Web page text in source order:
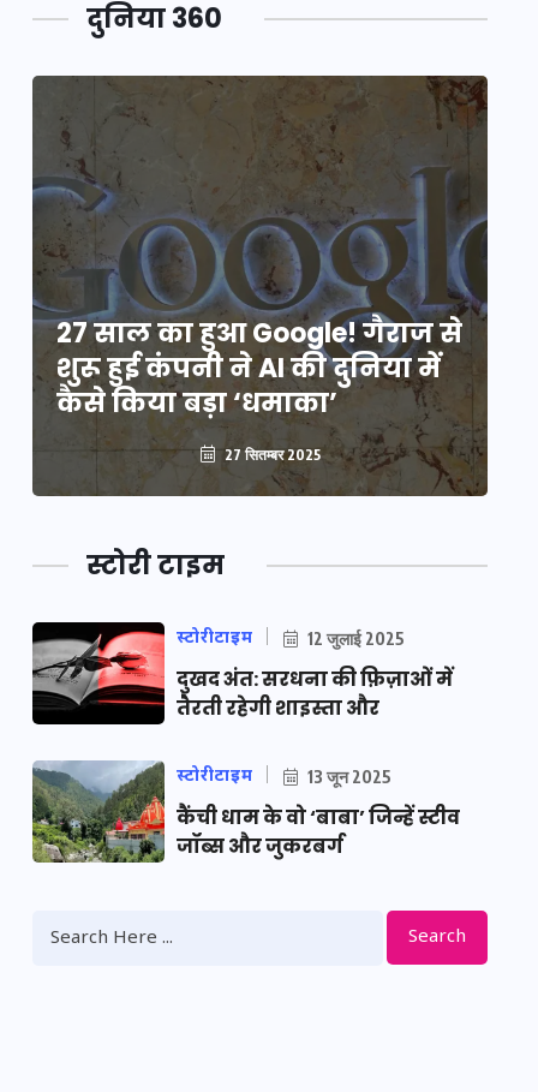
दुनिया 360
27 साल का हुआ Google! गैराज से
शुरू हुई कंपनी ने AI की दुनिया में
कैसे किया बड़ा ‘धमाका’
27 सितम्बर 2025
स्टोरी टाइम
स्टोरीटाइम 12 जुलाई 2025
दुखद अंत: सरधना की फ़िज़ाओं में
तैरती रहेगी शाइस्ता और
स्टोरीटाइम 13 जून 2025
कैंची धाम के वो ‘बाबा’ जिन्हें स्टीव
जॉब्स और जुकरबर्ग
Search